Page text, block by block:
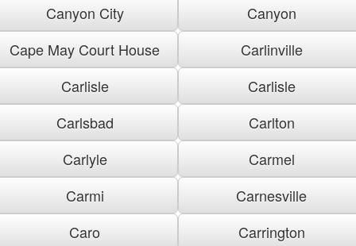
Canyon City
Canyon
Cape May Court House
Carlinville
Carlisle
Carlisle
Carlsbad
Carlton
Carlyle
Carmel
Carmi
Carnesville
Caro
Carrington